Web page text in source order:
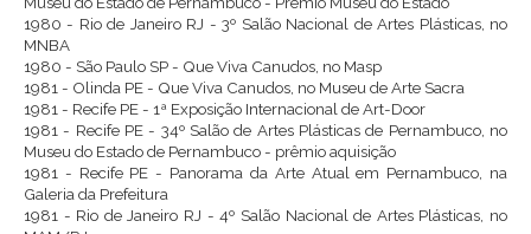
1980 - Rio de Janeiro RJ - 3º Salão Nacional de Artes Plásticas, no
MNBA
1980 - São Paulo SP - Que Viva Canudos, no Masp
1981 - Olinda PE - Que Viva Canudos, no Museu de Arte Sacra
1981 - Recife PE - 1ª Exposição Internacional de Art-Door
1981 - Recife PE - 34º Salão de Artes Plásticas de Pernambuco, no
Museu do Estado de Pernambuco - prêmio aquisição
1981 - Recife PE - Panorama da Arte Atual em Pernambuco, na
Galeria da Prefeitura
1981 - Rio de Janeiro RJ - 4º Salão Nacional de Artes Plásticas, no